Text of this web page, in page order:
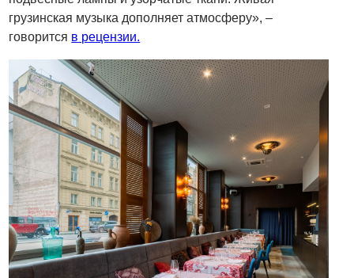
грузинская музыка дополняет атмосферу», –
говорится в рецензии.